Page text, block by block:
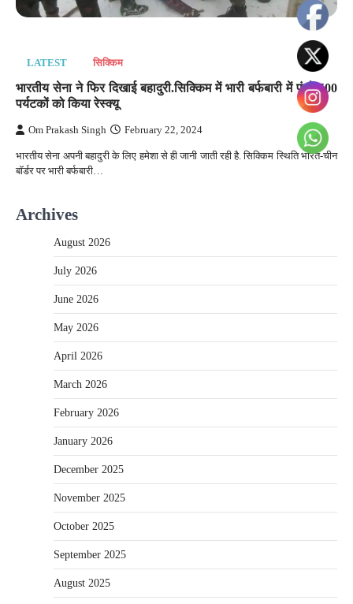
LATEST सिक्किम
भारतीय सेना ने फिर दिखाई बहादुरी.सिक्किम में भारी बर्फबारी में फंसे 500
पर्यटकों को किया रेस्क्यू
Om Prakash Singh February 22, 2024
भारतीय सेना अपनी बहादुरी के लिए हमेशा से ही जानी जाती रही है. सिक्किम स्थिति भारत-चीन
बॉर्डर पर भारी बर्फबारी…
Archives
August 2026
July 2026
June 2026
May 2026
April 2026
March 2026
February 2026
January 2026
December 2025
November 2025
October 2025
September 2025
August 2025